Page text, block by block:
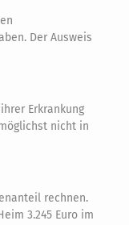
Der Ausweis
Erkrankung
nicht in
rechnen.
3.245 Euro im